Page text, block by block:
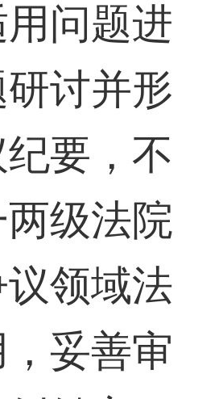
问题进
讨并形
要，不
级法院
领域法
妥善审